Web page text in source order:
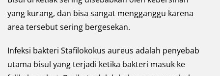
yang kurang, dan bisa sangat mengganggu karena
area tersebut sering bergesekan.
Infeksi bakteri Stafilokokus aureus adalah penyebab
utama bisul yang terjadi ketika bakteri masuk ke